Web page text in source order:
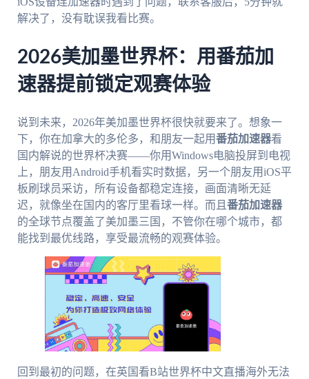
解决了，没有耽误我看比赛。
2026美加墨世界杯：用番茄加
速器提前锁定观赛体验
说到未来，2026年美加墨世界杯很快就要来了。想象一
下，你在加拿大的多伦多，和朋友一起用番茄加速器看
国内解说的世界杯决赛——你用Windows电脑投屏到电视
上，朋友用Android手机看实时数据，另一个朋友用iOS平
板刷球员采访，所有设备都稳定连接，画面清晰无延
迟，就像坐在国内的客厅里看球一样。而且 番茄加速器
的全球节点覆盖了美加墨三国，不管你在哪个城市，都
能找到最优线路，享受最流畅的观赛体验。
回到最初的问题，在英国看B站世界杯中文直播海外无法